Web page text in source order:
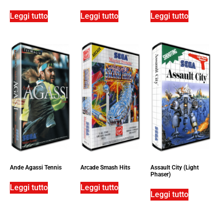
Leggi tutto Leggi tutto Leggi tutto
Ande Agassi Tennis
Leggi tutto
Arcade Smash Hits
Leggi tutto
Assault City (Light
Phaser)
Leggi tutto